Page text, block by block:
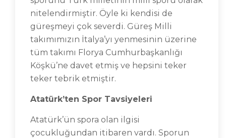
nitelendirmiştir. Öyle ki kendisi de
güreşmeyi çok severdi. Güreş Milli
takımımızın İtalya’yı yenmesinin üzerine
tüm takımı Florya Cumhurbaşkanlığı
Köşkü’ne davet etmiş ve hepsini teker
teker tebrik etmiştir.
Atatürk’ten Spor Tavsiyeleri
Atatürk’ün spora olan ilgisi
çocukluğundan itibaren vardı. Sporun